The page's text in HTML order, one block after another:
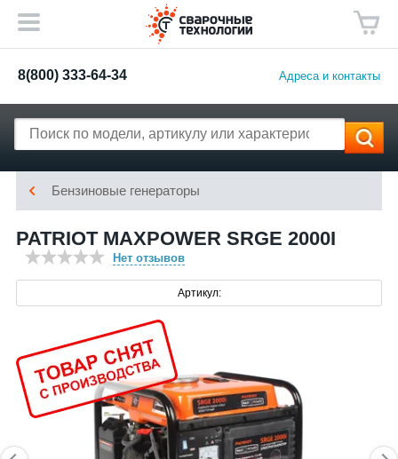
8(800) 333-64-34 Адреса и контакты
Бензиновые генераторы
PATRIOT MAXPOWER SRGE 2000I
Нет отзывов
Артикул: